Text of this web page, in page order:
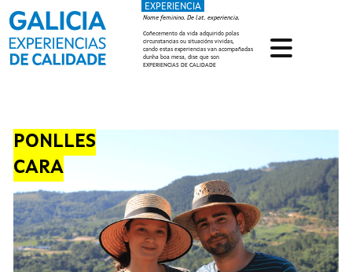
Ir o contido principal
EXPERIENCIA
Nome feminino. De lat. experiencia.
Coñecemento da vida adquirido polas
circunstancias ou situacións vividas,
cando estas experiencias van acompañadas
dunha boa mesa, dise que son
EXPERIENCIAS DE CALIDADE
PONLLES
CARA